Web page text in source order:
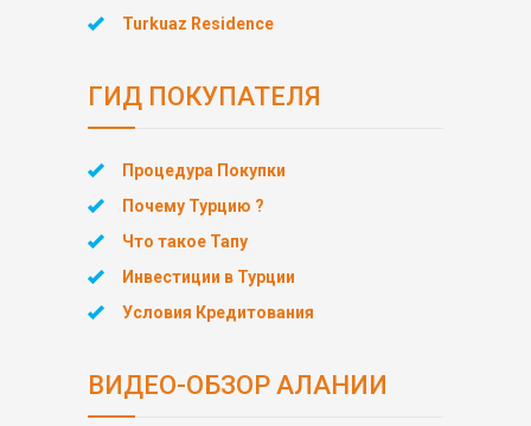
Turkuaz Residence
ГИД ПОКУПАТЕЛЯ
Процедура Покупки
Почему Турцию ?
Что такое Тапу
Инвестиции в Турции
Условия Кредитования
ВИДЕО-ОБЗОР АЛАНИИ